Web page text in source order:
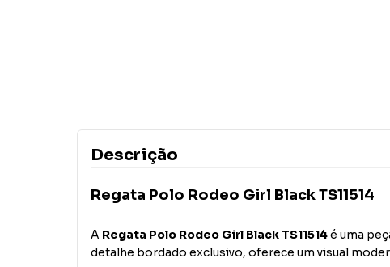
Descrição
Regata Polo Rodeo Girl Black TS11514
A Regata Polo Rodeo Girl Black TS11514é uma
detalhe bordado exclusivo, oferece um visual